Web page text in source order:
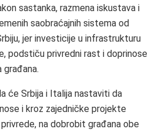
sastanka, razmena iskustava i
saobraćajnih sistema od
jer investicije u infrastrukturu
podstiču privredni rast i doprinose
će Srbija i Italija nastaviti da
i kroz zajedničke projekte
na dobrobit građana obe